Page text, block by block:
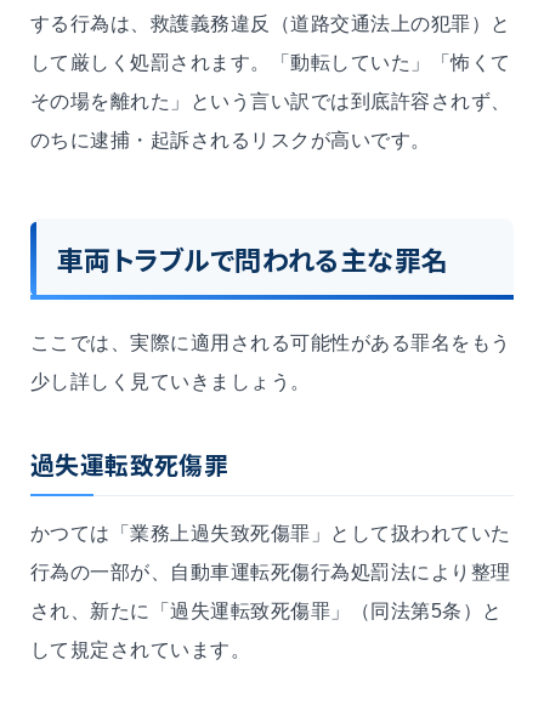
する行為は、救護義務違反（道路交通法上の犯罪）と
して厳しく処罰されます。「動転していた」「怖くて
その場を離れた」という言い訳では到底許容されず、
のちに逮捕・起訴されるリスクが高いです。
車両トラブルで問われる主な罪名
ここでは、実際に適用される可能性がある罪名をもう
少し詳しく見ていきましょう。
過失運転致死傷罪
かつては「業務上過失致死傷罪」として扱われていた
行為の一部が、自動車運転死傷行為処罰法により整理
され、新たに「過失運転致死傷罪」（同法第5条）と
して規定されています。